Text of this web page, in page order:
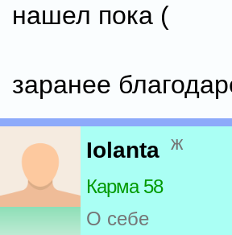
нашел пока (
заранее
Iolanta ж
Карма 58
О себе